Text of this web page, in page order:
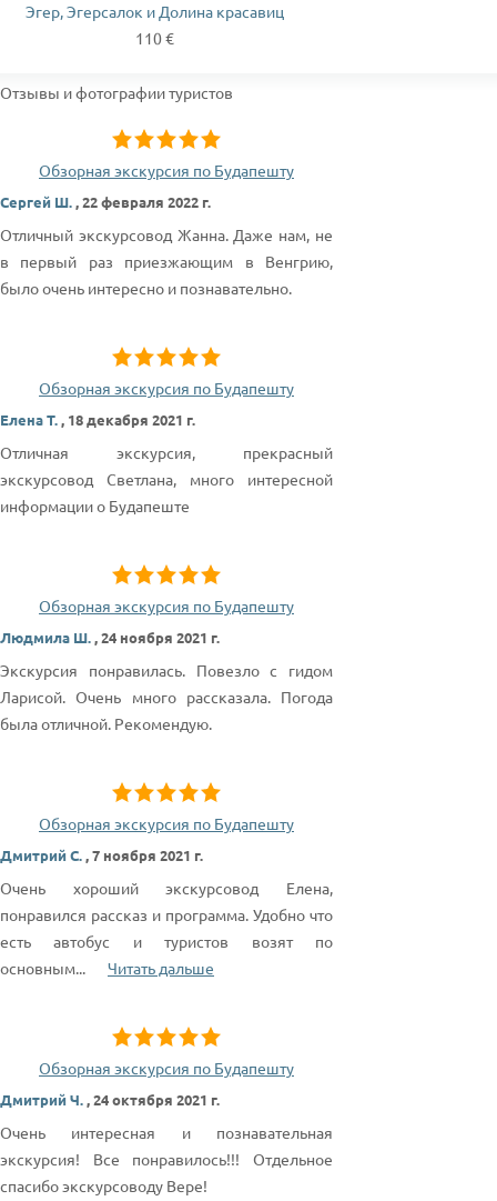
Эгер, Эгерсалок и Долина красавиц
110 €
Отзывы и фотографии туристов
Обзорная экскурсия по Будапешту
Сергей Ш.,22 февраля 2022 г.
Отличный экскурсовод Жанна. Даже нам, не
в первый раз приезжающим в Венгрию,
было очень интересно и познавательно.
Обзорная экскурсия по Будапешту
Елена Т., 18 декабря 2021 г.
Отличная экскурсия, прекрасный
экскурсовод Светлана, много интересной
информации о Будапеште
Обзорная экскурсия по Будапешту
Людмила Ш.,24 ноября 2021 г.
Экскурсия понравилась. Повезло с гидом
Ларисой. Очень много рассказала. Погода
была отличной. Рекомендую.
Обзорная экскурсия по Будапешту
Дмитрий С.,7 ноября 2021 г.
Очень хороший экскурсовод Елена,
понравился рассказ и программа. Удобно что
есть автобус и туристов возят по
основным... Читать дальше
Обзорная экскурсия по Будапешту
Дмитрий Ч.,24 октября 2021 г.
Очень интересная и познавательная
экскурсия! Все понравилось!!! Отдельное
спасибо экскурсоводу Вере!